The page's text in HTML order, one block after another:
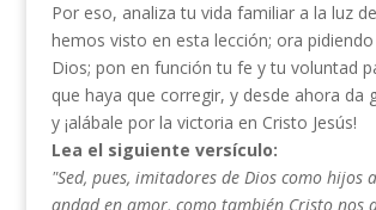
Por eso, analiza tu vida familiar a la luz
hemos visto en esta lección; ora
Dios; pon en función tu fe y tu voluntad
que haya que corregir, y desde ahora da
y ¡alábale por la victoria en Cristo Jesús!
Lea el siguiente versículo:
"Sed, pues, imitadores de Dios como hijos
andad en amor, como también Cristo nos